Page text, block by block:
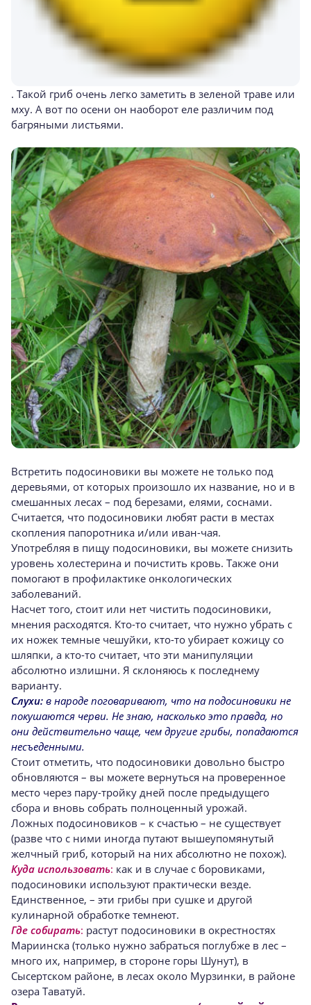
. Такой гриб очень легко заметить в зеленой траве или
мху. А вот по осени он наоборот еле различим под
багряными листьями.
Встретить подосиновики вы можете не только под
деревьями, от которых произошло их название, но и в
смешанных лесах – под березами, елями, соснами.
Считается, что подосиновики любят расти в местах
скопления папоротника и/или иван-чая.
Употребляя в пищу подосиновики, вы можете снизить
уровень холестерина и почистить кровь. Также они
помогают в профилактике онкологических
заболеваний.
Насчет того, стоит или нет чистить подосиновики,
мнения расходятся. Кто-то считает, что нужно убрать с
их ножек темные чешуйки, кто-то убирает кожицу со
шляпки, а кто-то считает, что эти манипуляции
абсолютно излишни. Я склоняюсь к последнему
варианту.
Слухи: в народе поговаривают, что на подосиновики не
покушаются черви. Не знаю, насколько это правда, но
они действительно чаще, чем другие грибы, попадаются
несъеденными.
Стоит отметить, что подосиновики довольно быстро
обновляются – вы можете вернуться на проверенное
место через пару-тройку дней после предыдущего
сбора и вновь собрать полноценный урожай.
Ложных подосиновиков – к счастью – не существует
(разве что с ними иногда путают вышеупомянутый
желчный гриб, который на них абсолютно не похож).
Куда использовать: как и в случае с боровиками,
подосиновики используют практически везде.
Единственное, – эти грибы при сушке и другой
кулинарной обработке темнеют.
Где собирать: растут подосиновики в окрестностях
Мариинска (только нужно забраться поглубже в лес –
много их, например, в стороне горы Шунут), в
Сысертском районе, в лесах около Мурзинки, в районе
озера Таватуй.